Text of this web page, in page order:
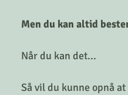
Men du kan altid
Når du kan det...
Så vil du kunne opnå